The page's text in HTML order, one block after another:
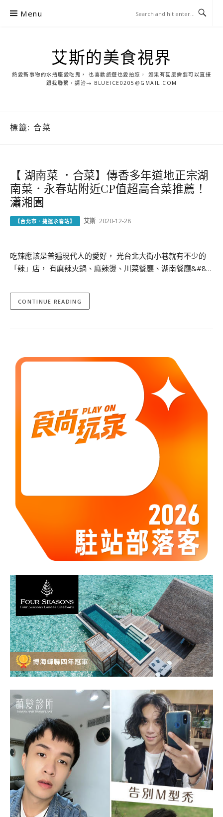
Menu
艾斯的美食視界
熱愛新事物的水瓶座愛吃鬼， 也喜歡旅遊也愛拍照， 如果有甚麼需要可以直接
跟我聯繫，請洽→ BLUEICE0205@GMAIL.COM
標籤: 合菜
【 湖南菜 ．合菜】傳香多年道地正宗湖
南菜．永春站附近CP值超高合菜推薦！
瀟湘園
【台北市．捷運永春站】 艾斯 2020-12-28
吃辣應該是普遍現代人的愛好， 光台北大街小巷就有不少的
「辣」店， 有麻辣火鍋、麻辣燙、川菜餐廳、湖南餐廳&#8…
CONTINUE READING